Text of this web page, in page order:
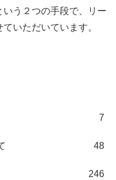
う２つの手段で、リー
いただいています。
7
48
246